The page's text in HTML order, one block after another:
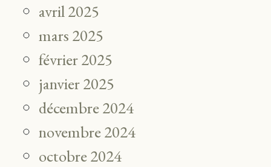
avril 2025
mars 2025
février 2025
janvier 2025
décembre 2024
novembre 2024
octobre 2024